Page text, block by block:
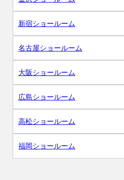
新宿ショールーム
名古屋ショールーム
大阪ショールーム
広島ショールーム
高松ショールーム
福岡ショールーム